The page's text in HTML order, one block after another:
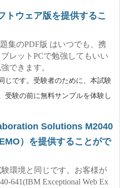
トウェア版を提供するこ
集のPDF版 はいつでも、携
レットPCで勉強してもいい
できます。
じです。受験者のために、本試験
受験の前に無料サンプルを体験し
Solutions M2040
）を提供することがで
環境と同じです。お客様が
641(IBM Exceptional Web Ex